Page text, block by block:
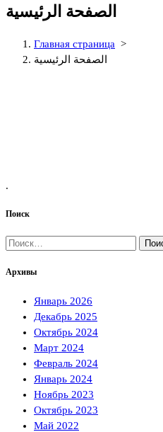
الصفحة الرئيسية
Главная страница >
الصفحة الرئيسية
.
Поиск
Найти:
Архивы
Январь 2026
Декабрь 2025
Октябрь 2024
Март 2024
Февраль 2024
Январь 2024
Ноябрь 2023
Октябрь 2023
Май 2022